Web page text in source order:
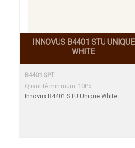
INNOVUS B4401 STU UNIQUE
WHITE
B4401 SPT
Quantité minimum: 10Pc
Innovus B4401 STU Unique White